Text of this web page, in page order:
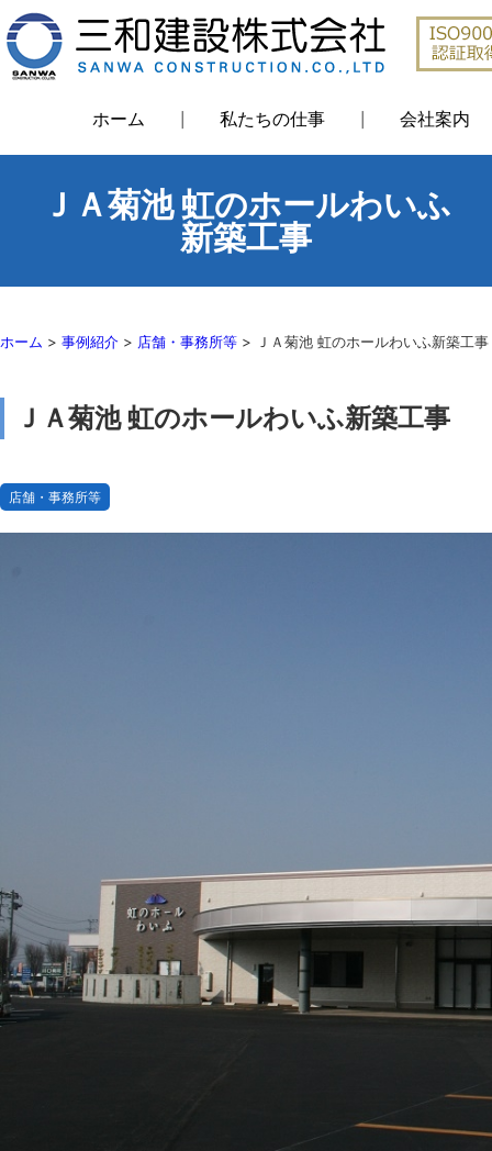
ホーム 私たちの仕事 会社案内
ＪＡ菊池 虹のホールわいふ
新築工事
ホーム > 事例紹介 > 店舗・事務所等 > ＪＡ菊池 虹のホールわいふ新築工事
ＪＡ菊池 虹のホールわいふ新築工事
店舗・事務所等